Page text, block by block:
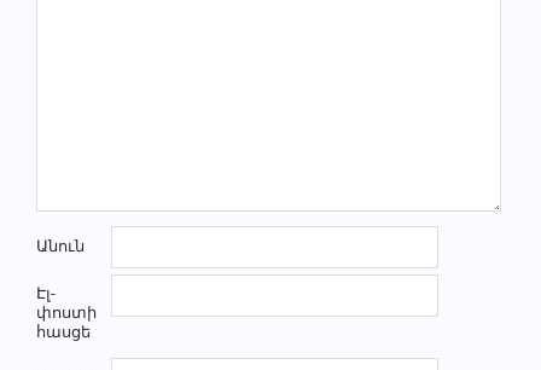
Անուն
Էլ-
փոստի
հասցե